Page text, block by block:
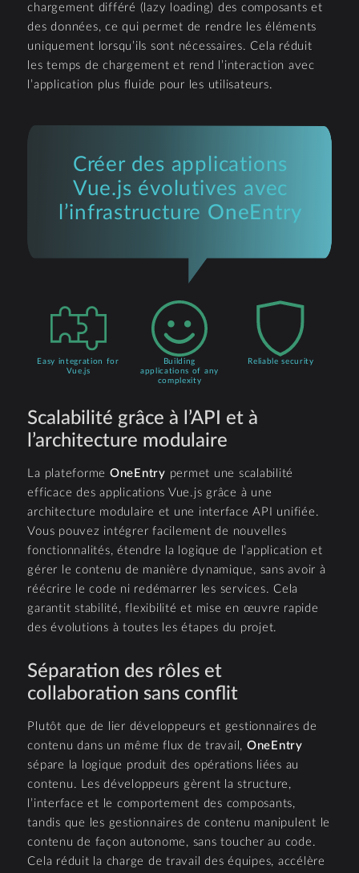
chargement différé (lazy loading) des composants et
des données, ce qui permet de rendre les éléments
uniquement lorsqu’ils sont nécessaires. Cela réduit
les temps de chargement et rend l’interaction avec
l’application plus fluide pour les utilisateurs.
Créer des applications
Vue.js évolutives avec
l’infrastructure OneEntry
Easy integration for
Vue.js
Building
applications of any
complexity
Reliable security
Scalabilité grâce à l’API et à
l’architecture modulaire
La plateforme OneEntry permet une scalabilité
efficace des applications Vue.js grâce à une
architecture modulaire et une interface API unifiée.
Vous pouvez intégrer facilement de nouvelles
fonctionnalités, étendre la logique de l’application et
gérer le contenu de manière dynamique, sans avoir à
réécrire le code ni redémarrer les services. Cela
garantit stabilité, flexibilité et mise en œuvre rapide
des évolutions à toutes les étapes du projet.
Séparation des rôles et
collaboration sans conflit
Plutôt que de lier développeurs et gestionnaires de
contenu dans un même flux de travail, OneEntry
sépare la logique produit des opérations liées au
contenu. Les développeurs gèrent la structure,
l’interface et le comportement des composants,
tandis que les gestionnaires de contenu manipulent le
contenu de façon autonome, sans toucher au code.
Cela réduit la charge de travail des équipes, accélère